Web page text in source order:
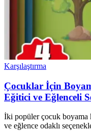
Karşılaştırma
Çocuklar İçin
Eğitici ve Eğlenceli
İki popüler çocuk boyama
ve eğlence odaklı